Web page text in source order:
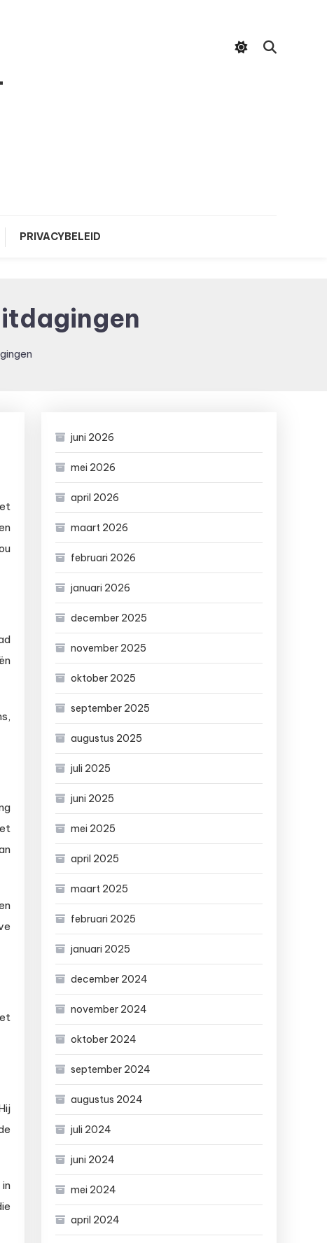
PRIVACYBELEID
juni 2026
mei 2026
april 2026
maart 2026
februari 2026
januari 2026
december 2025
november 2025
oktober 2025
september 2025
augustus 2025
juli 2025
juni 2025
mei 2025
april 2025
maart 2025
februari 2025
januari 2025
december 2024
november 2024
oktober 2024
september 2024
augustus 2024
juli 2024
juni 2024
mei 2024
april 2024